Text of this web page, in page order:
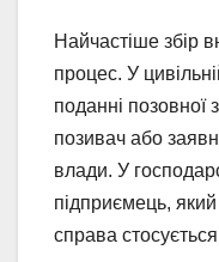
Найчастіше збір
процес. У
поданні
позивач або
влади. У
підприємець,
справа стосується